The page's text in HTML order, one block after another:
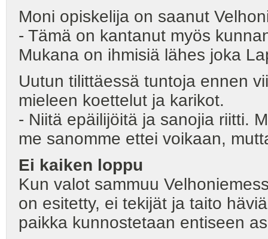
Moni opiskelija on saanut
- Tämä on kantanut myös
Mukana on ihmisiä lähes joka
Uutun tilittäessä tuntoja ennen
mieleen koettelut ja karikot.
- Niitä epäilijöitä ja sanojia riitti.
me sanomme ettei voikaan,
Ei kaiken loppu
Kun valot sammuu
on esitetty, ei tekijät ja taito
paikka kunnostetaan entiseen